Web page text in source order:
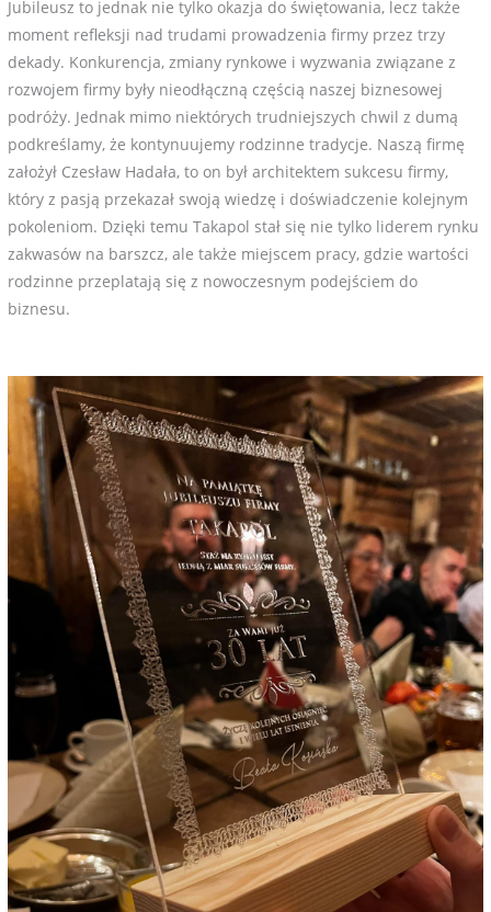
Jubileusz to jednak nie tylko okazja do świętowania, lecz także
moment refleksji nad trudami prowadzenia firmy przez trzy
dekady. Konkurencja, zmiany rynkowe i wyzwania związane z
rozwojem firmy były nieodłączną częścią naszej biznesowej
podróży. Jednak mimo niektórych trudniejszych chwil z dumą
podkreślamy, że kontynuujemy rodzinne tradycje. Naszą firmę
założył Czesław Hadała, to on był architektem sukcesu firmy,
który z pasją przekazał swoją wiedzę i doświadczenie kolejnym
pokoleniom. Dzięki temu Takapol stał się nie tylko liderem rynku
zakwasów na barszcz, ale także miejscem pracy, gdzie wartości
rodzinne przeplatają się z nowoczesnym podejściem do
biznesu.